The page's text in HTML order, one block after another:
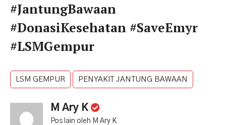
#JantungBawaan
#DonasiKesehatan #SaveEmyr
#LSMGempur
LSM GEMPUR PENYAKIT JANTUNG BAWAAN
M Ary K
Pos lain oleh M Ary K